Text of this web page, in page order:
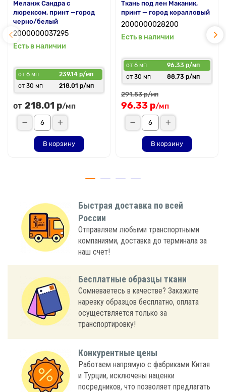
Меланж Сандра с
люрексом, принт —город
черно/белый
2000000037295
Есть в наличии
от 6 мп
239.14 р/мп
от 30 мп
218.01 р/мп
от 218.01 р/мп
В корзину
Ткань под лен Маканик,
принт — город коралловый
2000000028200
Есть в наличии
от 6 мп
96.33 р/мп
от 30 мп
88.73 р/мп
291.53 р/мп
96.33 р/мп
В корзину
Быстрая доставка по всей
России
Отправляем любыми транспортными
компаниями, доставка до терминала за
наш счет!
Бесплатные образцы ткани
Сомневаетесь в качестве? Закажите
нарезку образцов бесплатно, оплата
осуществляется только за
транспортировку!
Конкурентные цены
Работаем напрямую с фабриками Китая
и Турции, исключены наценки
посредников, что позволяет предлагать